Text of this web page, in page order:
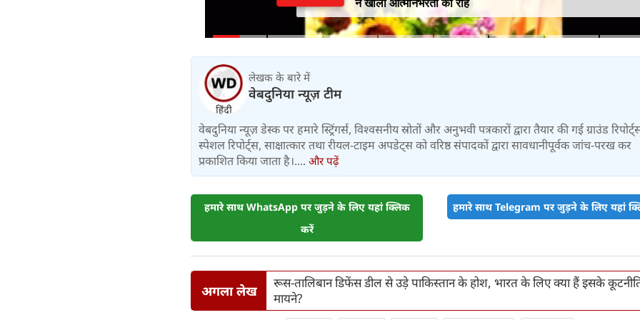
लेखक के बारे में
वेबदुनिया न्यूज़ टीम
वेबदुनिया न्यूज़ डेस्क पर हमारे स्ट्रिंगर्स, विश्वसनीय स्रोतों और अनुभवी पत्रकारों द्वारा तैयार की गई ग्राउंड
स्पेशल रिपोर्ट्स, साक्षात्कार तथा रीयल-टाइम अपडेट्स को वरिष्ठ संपादकों द्वारा सावधानीपूर्वक जांच-परख कर
प्रकाशित किया जाता है।.... और पढ़ें
हमारे साथ WhatsApp पर जुड़ने के लिए यहां क्लिक
करें
हमारे साथ Telegram पर जुड़ने के लिए यहां
अगला लेख
रूस-तालिबान डिफेंस डील से उड़े पाकिस्तान के होश, भारत के लिए क्या हैं इसके
मायने?